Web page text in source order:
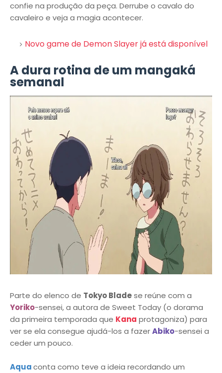
confie na produção da peça. Derrube o cavalo do
cavaleiro e veja a magia acontecer.
Novo game de Demon Slayer já está disponível
A dura rotina de um mangaká
semanal
Parte do elenco de Tokyo Bladese reúne com a
Yoriko-sensei, a autora de Sweet Today (o dorama
da primeira temporada que Kana protagoniza) para
ver se ela consegue ajudá-los a fazerAbiko-sensei a
ceder um pouco.
Aquaconta como teve a ideia recordando um